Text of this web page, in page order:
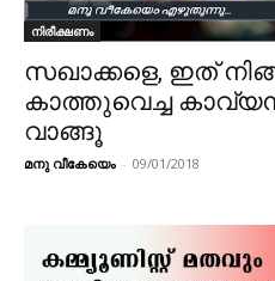
നിരീക്ഷണം
സഖാക്കളെ, ഇത്
കാത്തുവെച്ച
വാങ്ങൂ
മനു വീകേയെം - 09/01/2018